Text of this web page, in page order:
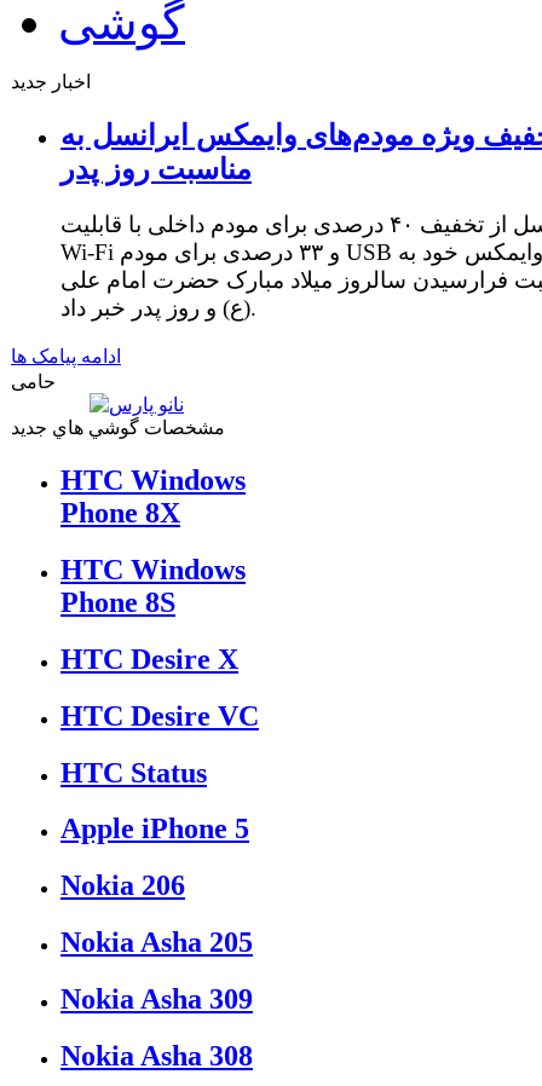
اخبار جدید
ویژه مودم‌های وایمکس ایرانسل به
مناسبت روز پدر
ایرانسل از تخفیف ۴۰ درصدی برای مودم داخلی با قابلیت
Wi-Fi و ۳۳ درصدی برای مودم USB وایمکس خود به
فرارسیدن سالروز میلاد مبارک حضرت امام علی
(ع) و روز پدر خبر داد.
ادامه پیامک ها
حامی
مشخصات گوشي هاي جديد
HTC Windows
Phone 8X
HTC Windows
Phone 8S
HTC Desire X
HTC Desire VC
HTC Status
Apple iPhone 5
Nokia 206
Nokia Asha 205
Nokia Asha 309
Nokia Asha 308